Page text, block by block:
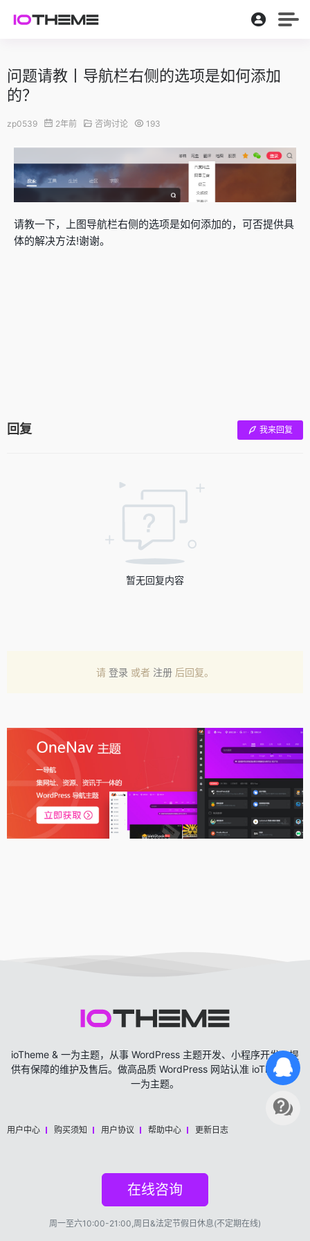
问题请教丨导航栏右侧的选项是如何添加
的？
zp0539 2年前 咨询讨论 193
请教一下，上图导航栏右侧的选项是如何添加的，可否提供具
体的解决方法!谢谢。
回复 我来回复
暂无回复内容
请 登录 或者 注册 后回复。
ioTheme & 一为主题，从事 WordPress 主题开发、小程序开发，提
供有保障的维护及售后。做高品质 WordPress 网站认准 ioTheme &
一为主题。
用户中心 购买须知 用户协议 帮助中心 更新日志
在线咨询
周一至六10:00-21:00,周日&法定节假日休息(不定期在线)